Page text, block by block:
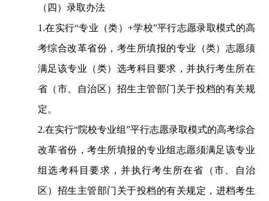
（ 四 ）录取办法
1.在实行“专业（类）+学校”平行志愿录取模式的高
考综合改革省份，考生所填报的专业（类）志愿须
满足该专业（类）选考科目要求，并执行考生所在
省（市、自治区）招生主管部门关于投档的有关规
定。
2.在实行“院校专业组”平行志愿录取模式的高考综合
改革省份，考生所填报的专业组志愿须满足该专业
组选考科目要求，并执行考生所在省（市、自治
区）招生主管部门关于投档的有关规定 ， 进档考生